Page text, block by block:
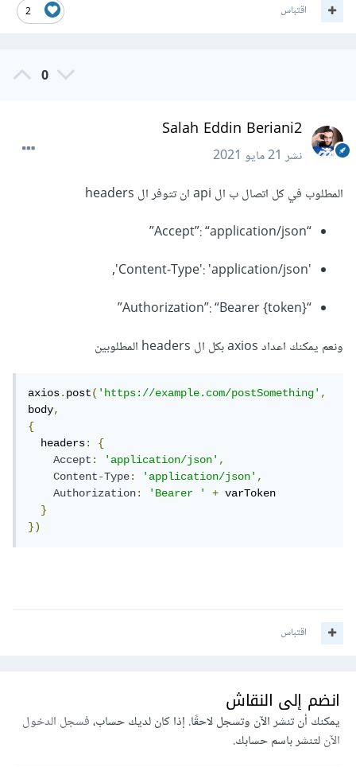
2 اقتباس
0
Salah Eddin Beriani2
نشر21 مايو 2021
المطلوب في كل اتصال ب ال api ان تتوفر ال headers
“Accept”: “application/json”
“Authorization”: “Bearer {token}”
ونعم يمكنك اعداد axios بكل ال headers المطلوبين
axios.post('https://example.com/postSomething',
body,
{
  headers
:
{
Accept: 'application/json',
Content-Type: 'application/json',
Authorization: 'Bearer ' + varToken
}
})
اقتباس
انضم إلى النقاش
يمكنك أن تنشر الآن وتسجل لاحقًا. إذا كان لديك حساب،فسجل الدخول
الآنلتنشر باسم حسابك.